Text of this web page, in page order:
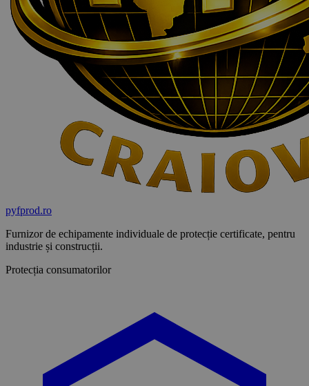
pyfprod.ro
Furnizor de echipamente individuale de protecție certificate, pentru
industrie și construcții.
Protecția consumatorilor